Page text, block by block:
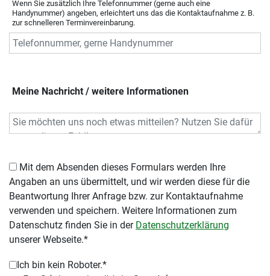
Wenn Sie zusätzlich Ihre Telefonnummer (gerne auch eine
Handynummer) angeben, erleichtert uns das die Kontaktaufnahme z. B.
zur schnelleren Terminvereinbarung.
Meine Nachricht / weitere Informationen
Angaben an uns übermittelt, und wir werden diese für die
Beantwortung Ihrer Anfrage bzw. zur Kontaktaufnahme
verwenden und speichern. Weitere Informationen zum
Datenschutz finden Sie in der Datenschutzerklärung
unserer Webseite.*
Ich bin kein Roboter.*